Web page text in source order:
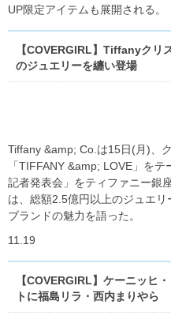
UP限定アイテムも展開される。
【COVERGIRL】Tiffanyクリ
のジュエリーを纏い登場
Tiffany &amp; Co.は15日(月)、
「TIFFANY &amp; LOVE」を
記者発表会」をティファニー銀
は、総額2.5億円以上のジュエ
ブランドの魅力を語った。
11.19
【COVERGIRL】ケーニッヒ
トに福島リラ・西内まりやら